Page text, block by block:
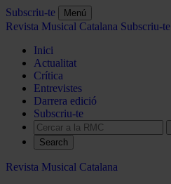
Subscriu-te Menú
Revista Musical Catalana Subscriu-te
Inici
Actualitat
Crítica
Entrevistes
Darrera edició
Subscriu-te
Search
Revista Musical Catalana